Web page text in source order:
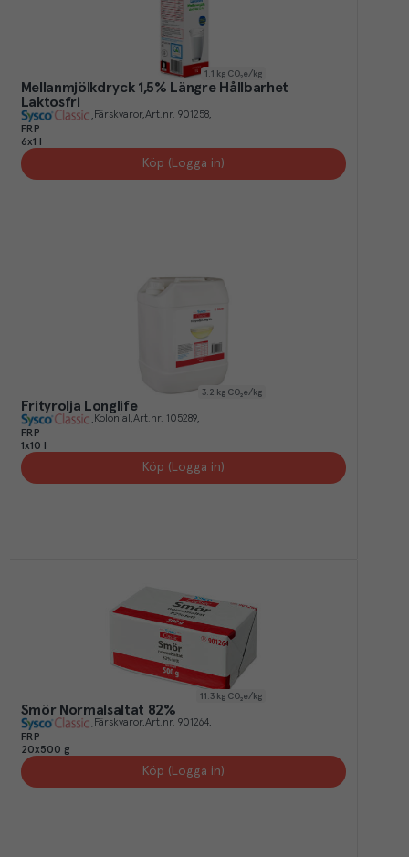
1.1 kg CO₂e/kg
Mellanmjölkdryck 1,5% Längre Hållbarhet
Laktosfri
Färskvaror Art.nr. 901258
FRP
6x1 l
Köp (Logga in)
3.2 kg CO₂e/kg
Frityrolja Longlife
Kolonial Art.nr. 105289
FRP
1x10 l
Köp (Logga in)
11.3 kg CO₂e/kg
Smör Normalsaltat 82%
Färskvaror Art.nr. 901264
FRP
20x500 g
Köp (Logga in)